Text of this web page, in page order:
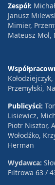
Zespół:
Janusz
Mimier,
Mateusz Mol,
Przemyłski,
Publicyści:
Lisiewicz,
Piotr Nisztor,
Wołodźko,
Herman
Wydawca:
Filtrowa 63 /